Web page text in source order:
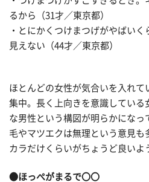
るから（31才／東京都）
・とにかくつけまつげがやばい
見えない（44才／東京都）
ほとんどの女性が気合いを入れて
集中。長く上向きを意識している
な男性という構図が明らかになっ
毛やマツエクは無理という意見も
カラだけくらいがちょうど良いよ
●ほっぺがまるで〇〇